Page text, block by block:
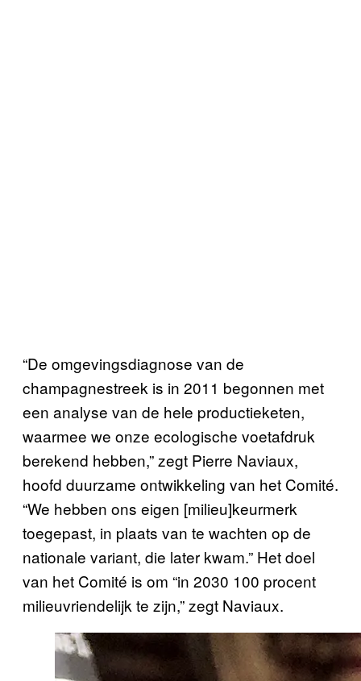
“De omgevingsdiagnose van de
champagnestreek is in 2011 begonnen met
een analyse van de hele productieketen,
waarmee we onze ecologische voetafdruk
berekend hebben,” zegt Pierre Naviaux,
hoofd duurzame ontwikkeling van het Comité.
“We hebben ons eigen [milieu]keurmerk
toegepast, in plaats van te wachten op de
nationale variant, die later kwam.” Het doel
van het Comité is om “in 2030 100 procent
milieuvriendelijk te zijn,” zegt Naviaux.